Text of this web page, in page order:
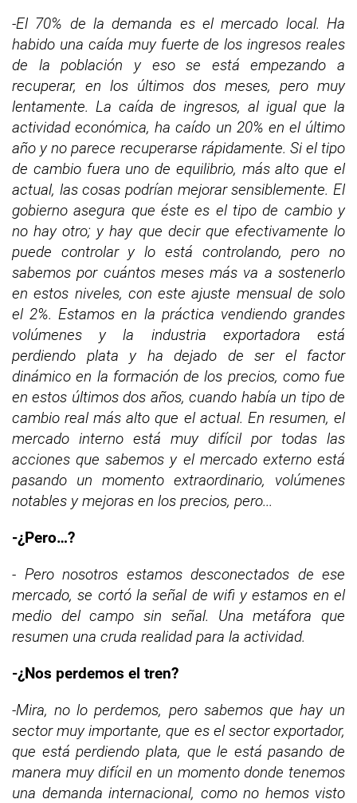
-El 70% de la demanda es el mercado local. Ha
habido una caída muy fuerte de los ingresos reales
de la población y eso se está empezando a
recuperar, en los últimos dos meses, pero muy
lentamente. La caída de ingresos, al igual que la
actividad económica, ha caído un 20% en el último
año y no parece recuperarse rápidamente. Si el tipo
de cambio fuera uno de equilibrio, más alto que el
actual, las cosas podrían mejorar sensiblemente. El
gobierno asegura que éste es el tipo de cambio y
no hay otro; y hay que decir que efectivamente lo
puede controlar y lo está controlando, pero no
sabemos por cuántos meses más va a sostenerlo
en estos niveles, con este ajuste mensual de solo
el 2%.Estamos en la práctica vendiendo grandes
volúmenes y la industria exportadora está
perdiendo plata y ha dejado de ser el factor
dinámico en la formación de los precios, como fue
en estos últimos dos años, cuando había un tipo de
cambio real más alto que el actual. En resumen, el
mercado interno está muy difícil por todas las
acciones que sabemos y el mercado externo está
pasando un momento extraordinario, volúmenes
notables y mejoras en los precios, pero...
-¿Pero…?
- Pero nosotros estamos desconectados de ese
mercado, se cortó la señal de wifi y estamos en el
medio del campo sin señal. Una metáfora que
resumen una cruda realidad para la actividad.
-¿Nos perdemos el tren?
-Mira, no lo perdemos, pero sabemos que hay un
sector muy importante, que es el sector exportador,
que está perdiendo plata, que le está pasando de
manera muy difícil en un momento donde tenemos
una demanda internacional, como no hemos visto